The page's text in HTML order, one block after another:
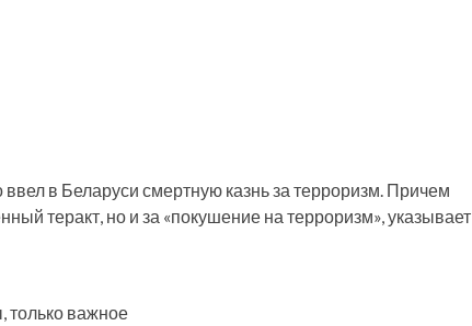
в Беларуси смертную казнь за терроризм. Причем
теракт, но и за «покушение на терроризм», указывает
только важное